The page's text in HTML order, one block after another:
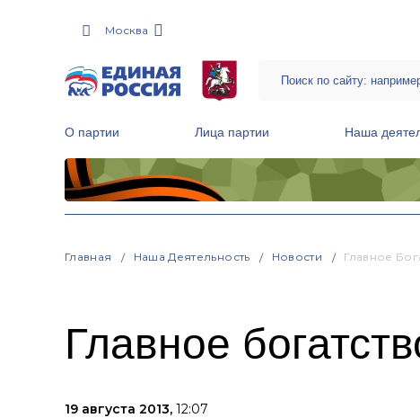
Москва
О партии Лица партии Наша
Главная Наша Деятельность Новости Главное
Главное
19 августа 2013, 12:07